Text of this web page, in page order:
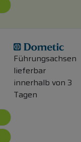
Führungsachsen
lieferbar
innerhalb von 3
Tagen